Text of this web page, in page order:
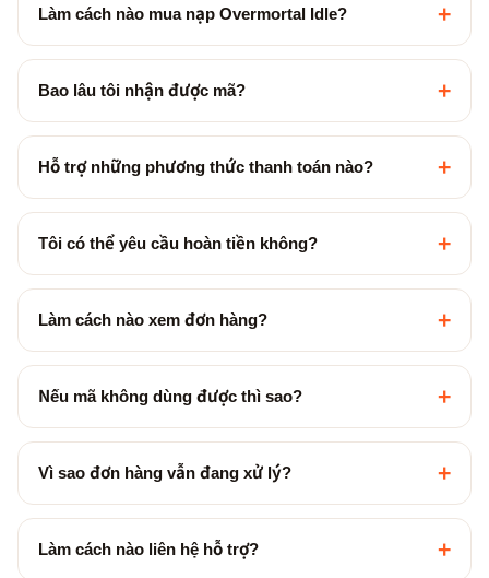
Làm cách nào mua nạp Overmortal Idle? +
Bao lâu tôi nhận được mã? +
Hỗ trợ những phương thức thanh toán nào? +
Tôi có thể yêu cầu hoàn tiền không? +
Làm cách nào xem đơn hàng? +
Nếu mã không dùng được thì sao? +
Vì sao đơn hàng vẫn đang xử lý? +
Làm cách nào liên hệ hỗ trợ? +